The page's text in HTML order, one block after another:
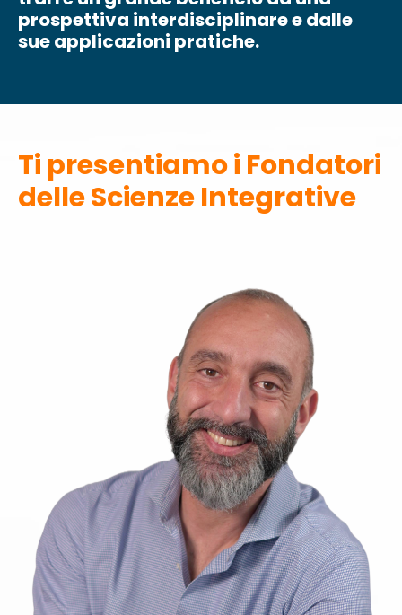
prospettiva interdisciplinare e dalle
sue applicazioni pratiche.
Ti presentiamo i Fondatori
delle Scienze Integrative